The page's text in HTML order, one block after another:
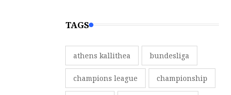
TAGS
athens kallithea bundesliga
champions league championship